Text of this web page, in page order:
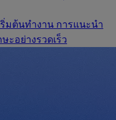
มต้นทำงาน การแนะนำ
ะอย่างรวดเร็ว